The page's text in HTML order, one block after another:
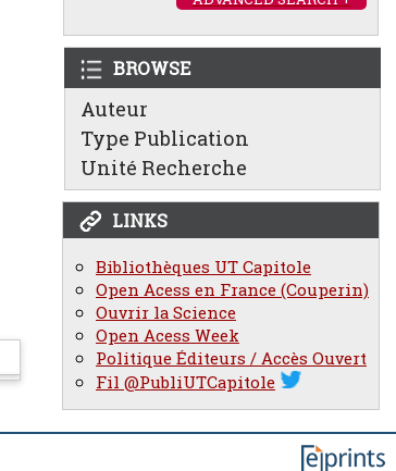
BROWSE
Auteur
Type Publication
Unité Recherche
LINKS
Bibliothèques UT Capitole
Open Acess en France (Couperin)
Ouvrir la Science
Open Acess Week
Politique Éditeurs / Accès Ouvert
Fil @PubliUTCapitole